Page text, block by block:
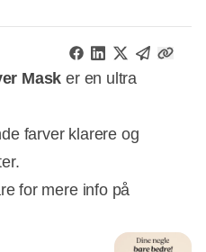
Masker en ultra
farver klarere og
for mere info på